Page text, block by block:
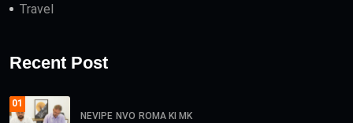
Travel
Recent Post
01
NEVIPE NVO ROMA KI MK